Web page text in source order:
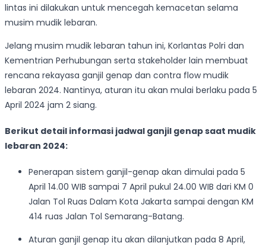
lintas ini dilakukan untuk mencegah kemacetan selama
musim mudik lebaran.
Jelang musim mudik lebaran tahun ini, Korlantas Polri dan
Kementrian Perhubungan serta stakeholder lain membuat
rencana rekayasa ganjil genap dan contra flow mudik
lebaran 2024. Nantinya, aturan itu akan mulai berlaku pada 5
April 2024 jam 2 siang.
Berikut detail informasi jadwal ganjil genap saat mudik
lebaran 2024:
Penerapan sistem ganjil-genap akan dimulai pada 5
April 14.00 WIB sampai 7 April pukul 24.00 WIB dari KM 0
Jalan Tol Ruas Dalam Kota Jakarta sampai dengan KM
414 ruas Jalan Tol Semarang-Batang.
Aturan ganjil genap itu akan dilanjutkan pada 8 April,